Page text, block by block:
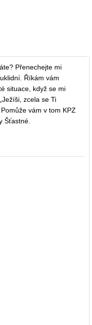
Přenechejte mi
Říkám vám
situace, když se mi
zcela se Ti
vám v tom KPZ
Šťastné.